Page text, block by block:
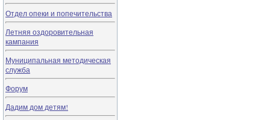
Отдел опеки и попечительства
Летняя оздоровительная
кампания
Муниципальная методическая
служба
Форум
Дадим дом детям!